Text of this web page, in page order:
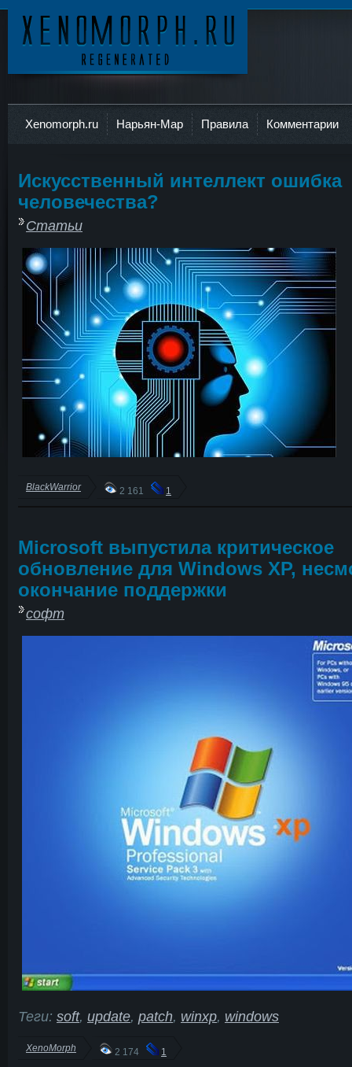
Xenomorph.ru Нарьян-Мар Правила Комментарии
Искусственный интеллект ошибка
человечества?
Статьи
BlackWarrior 2 161 1
Microsoft выпустила критическое
обновление для Windows XP,
окончание поддержки
софт
Теги: soft, update, patch, winxp, windows
XenoMorph 2 174 1